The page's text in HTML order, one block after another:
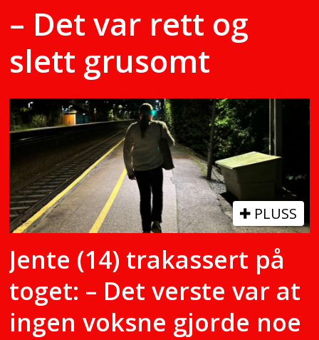
– Det var rett og
slett grusomt
PLUSS
Jente (14) trakassert på
toget: – Det verste var at
ingen voksne gjorde noe